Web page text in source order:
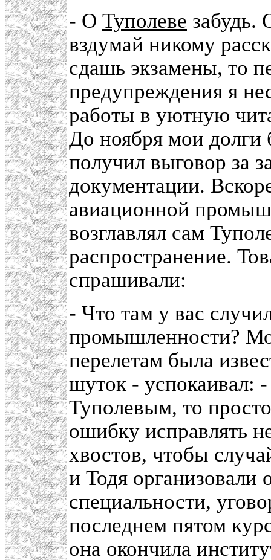
- О Туполеве забудь.
вздумай никому
сдашь экзамены, то
предупреждения я
работы в уютную
До ноября мои
получил выговор за
документации.
авиационной
возглавлял сам
распространение.
спрашивали:
- Что там у вас
промышленности?
перелетам была
шуток - успокаивал: -
Туполевым, то
ошибку исправлять
хвостов, чтобы
и Тодя организовали
специальности,
последнем пятом
она окончила